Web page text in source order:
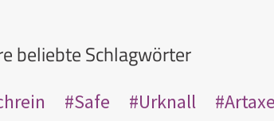
beliebte Schlagwörter
Safe Urknall